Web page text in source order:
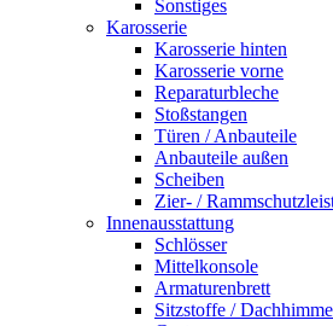
Sonstiges
Karosserie
Karosserie hinten
Karosserie vorne
Reparaturbleche
Stoßstangen
Türen / Anbauteile
Anbauteile außen
Scheiben
Zier- /
Innenausstattung
Schlösser
Mittelkonsole
Armaturenbrett
Sitzstoffe /